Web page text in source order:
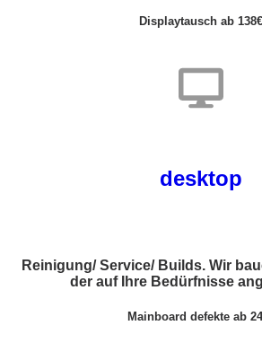
Displaytausch ab 138€
desktop
Reinigung/ Service/ Builds. Wir
der auf Ihre Bedürfnisse
Mainboard defekte ab